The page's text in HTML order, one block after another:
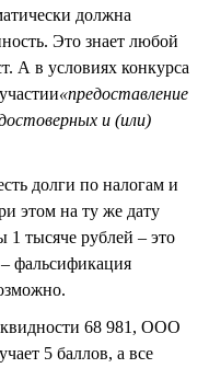
должна
Это знает любой
А в условиях конкурса
«предоставление
и (или)
долги по налогам и
этом на ту же дату
1 тысяче рублей – это
фальсификация
68 981, ООО
5 баллов, а все